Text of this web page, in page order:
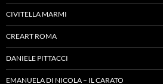
CIVITELLA MARMI
CREART ROMA
DANIELE PITTACCI
EMANUELA DI NICOLA – IL CARATO